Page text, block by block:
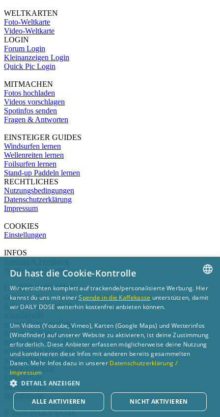
WELTKARTEN
Foto-Weltkarte
Video-Weltkarte
LOGIN
Forum Login
Kleinanzeigen Login
Quick Pic Login
MITMACHEN
Fotos hochladen
Videos vorschlagen
Spotinfos senden
Fragen & Antworten
EINSTEIGER GUIDES
Windsurfen lernen
Wellenreiten lernen
Foilsurfen lernen
Stand-up Paddeln lernen
RECHTLICHES
Nutzungsbedingungen
Datenschutzerklärung
Impressum
COOKIES
Einstellungen
INFOS
Werbemöglichkeiten
UNSERE WEBSITES
dailydose.de
dailydose.eu(english)
wingdaily.eu(english)
dailydose-shop.de
windsurfen-lernen.de
wellenreiten-lernen.de
wingsurfen-lernen.de
surfen-lernen.de
foilsurfen.de
sup-basics.de
ski-basics.de
© 2026 DAILY DOSE
GERMAN
Du hast die Cookie-Kontrolle
Wir verzichten komplett auf trackende/personalisierte Werbung. Hier
kannst du uns mit einerSpende in die Kaffekasse unterstützen, damit
wir DAILY DOSE weiterhin kostenfrei anbieten können.
Um Videos (Youtube, Vimeo), Karten (Google Maps) und Wetterinfos
(Windfinder) auf unserer Website zu aktivieren, ist deine Zustimmung
erforderlich. Diese Anbieter erfassen möglicherweise deine Nutzung
und kombinieren diese Infos mit anderen bereits gesammelten
Daten. Mehr Infos dazu in unserer Datenschutzerklärung /
Impressum
DETAILS ANZEIGEN
ALLE AKTIVIEREN NICHT AKTIVIEREN